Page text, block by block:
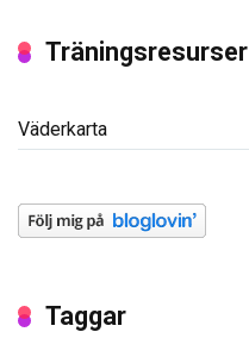
Träningsresurser
Väderkarta
Taggar